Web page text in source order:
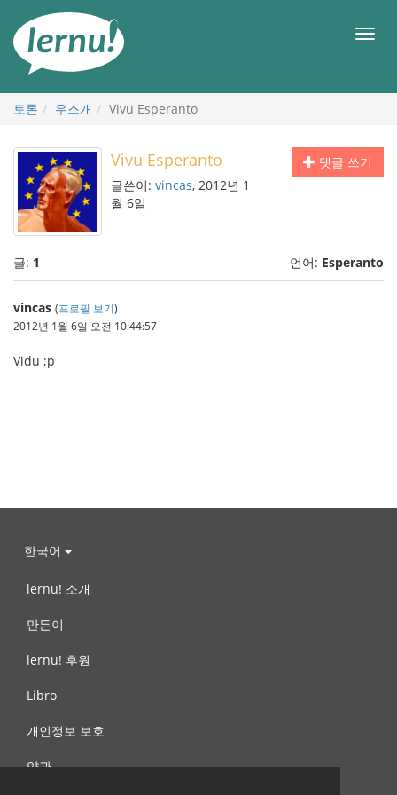
메
토론 우스개 Vivu Esperanto
댓글 쓰기
Vivu Esperanto
글쓴이: vincas, 2012년 1
월 6일
글: 1 언어: Esperanto
vincas (프로필 보기)
2012년 1월 6일 오전 10:44:57
Vidu ;p
한국어
lernu! 소개
만든이
lernu! 후원
Libro
개인정보 보호
약관